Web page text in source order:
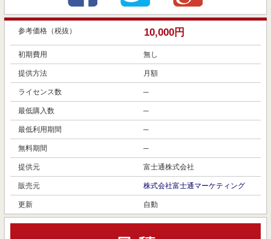
参考価格（税抜） 10,000円
初期費用 無し
提供方法 月額
ライセンス数 ─
最低購入数 ─
最低利用期間 ─
無料期間 ─
提供元 富士通株式会社
販売元 株式会社富士通マーケティング
更新 自動